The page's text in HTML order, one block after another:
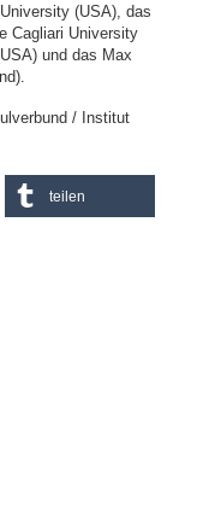
(USA), das
Cagliari University
und das Max
/ Institut
teilen